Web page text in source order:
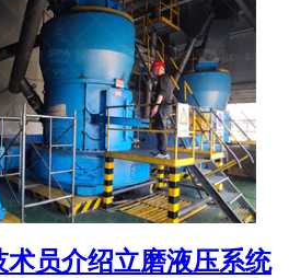
术员介绍立磨液压系统